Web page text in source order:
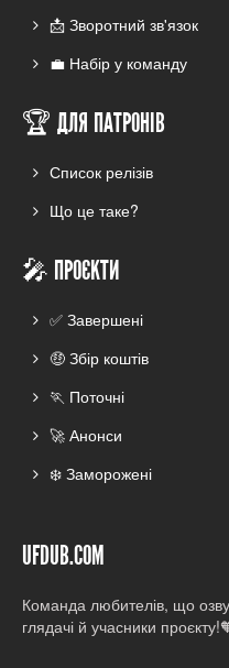
📩 Зворотний зв'язок
💼 Набір у команду
🏆 ДЛЯ ПАТРОНІВ
Список релізів
Що це таке?
🎤 ПРОЄКТИ
✅ Завершені
🤑 Збір коштів
🏃 Поточні
🚀 Анонси
❄️ Заморожені
UFDUB.COM
Команда любителів, що
глядачі й учасники